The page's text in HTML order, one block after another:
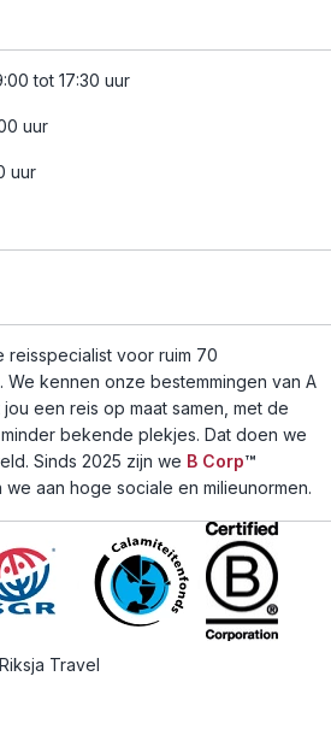
tot 17:30 uur
uur
uur
reisspecialist voor ruim 70
kennen onze bestemmingen van A
een reis op maat samen, met de
bekende plekjes. Dat doen we
Sinds 2025 zijn we B Corp™
aan hoge sociale en milieunormen.
Travel